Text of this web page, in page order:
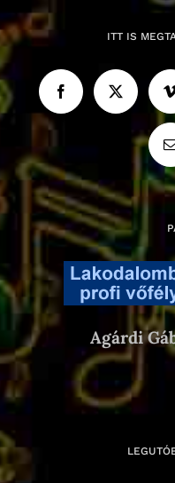
ITT IS
Agárdi